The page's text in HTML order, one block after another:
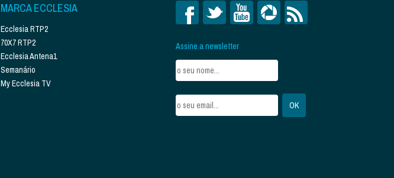
MARCA ECCLESIA
Ecclesia RTP2
70X7 RTP2
Ecclesia Antena1
Semanário
My Ecclesia TV
Assine a newsletter